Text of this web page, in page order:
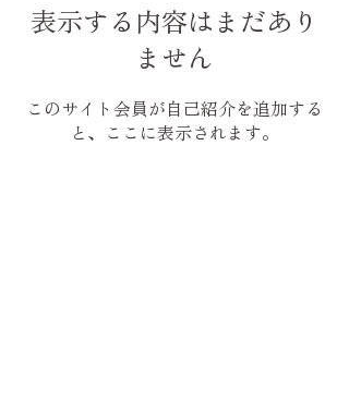
表示する内容はまだあり
ません
このサイト会員が自己紹介を追加する
と、ここに表示されます。